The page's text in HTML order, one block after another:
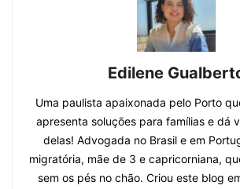
Edilene
Uma paulista apaixonada pelo Porto
apresenta soluções para famílias e dá
delas! Advogada no Brasil e em
migratória, mãe de 3 e capricorniana,
sem os pés no chão. Criou este blog